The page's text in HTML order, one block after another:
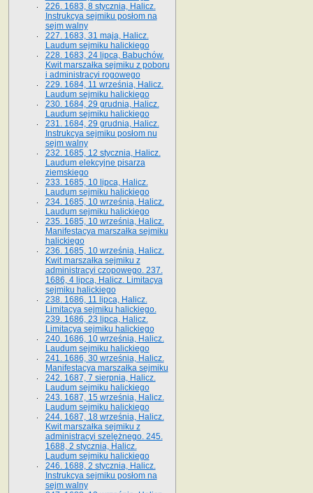
226. 1683, 8 stycznia, Halicz.
Instrukcya sejmiku posłom na
sejm walny
227. 1683, 31 maja, Halicz.
Laudum sejmiku halickiego
228. 1683, 24 lipca, Babuchów.
Kwit marszałka sejmiku z poboru
i administracyi rogowego
229. 1684, 11 września, Halicz.
Laudum sejmiku halickiego
230. 1684, 29 grudnia, Halicz.
Laudum sejmiku halickiego
231. 1684, 29 grudnia, Halicz.
Instrukcya sejmiku posłom nu
sejm walny
232. 1685, 12 stycznia, Halicz.
Laudum elekcyjne pisarza
ziemskiego
233. 1685, 10 lipca, Halicz.
Laudum sejmiku halickiego
234. 1685, 10 września, Halicz.
Laudum sejmiku halickiego
235. 1685, 10 września, Halicz.
Manifestacya marszałka sejmiku
halickiego
236. 1685, 10 września, Halicz.
Kwit marszałka sejmiku z
administracyi czopowego. 237.
1686, 4 lipca, Halicz. Limitacya
sejmiku halickiego
238. 1686, 11 lipca, Halicz.
Limitacya sejmiku halickiego.
239. 1686, 23 lipca, Halicz.
Limitacya sejmiku halickiego
240. 1686, 10 września, Halicz.
Laudum sejmiku halickiego
241. 1686, 30 września, Halicz.
Manifestacya marszałka sejmiku
242. 1687, 7 sierpnia, Halicz.
Laudum sejmiku halickiego
243. 1687, 15 września, Halicz.
Laudum sejmiku halickiego
244. 1687, 18 września, Halicz.
Kwit marszałka sejmiku z
administracyi szelężnego. 245.
1688, 2 stycznia, Halicz.
Laudum sejmiku halickiego
246. 1688, 2 stycznia, Halicz.
Instrukcya sejmiku posłom na
sejm walny